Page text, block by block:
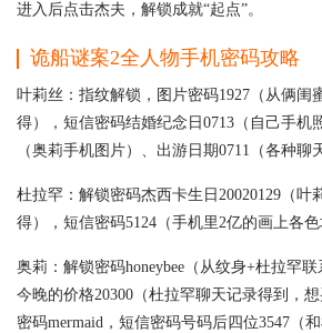
进入后点击杰夫，解锁成就“起点”。
诡船谜案2全人物手机密码攻略
叶莉丝：指纹解锁，图片密码1927（从俩闺
得），短信密码结婚纪念日0713（自己手机
（奥莉手机图片）、出游日期0711（各种聊
杜拉罕：解锁密码杰西卡生日20020129（叶
得），短信密码5124（手机里2亿的画上各色
奥莉：解锁密码honeybee（从纹身+杜拉罕
今晚的价格20300（杜拉罕聊天记录得到，
密码mermaid，短信密码号码后四位3547（